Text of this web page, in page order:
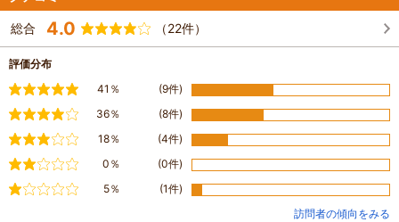
総合 4.0 （22件）
評価分布
満足41％ (9件)
やや満足
36％ (8件)
普通18％ (4件)
やや不満
0％ (0件)
5％
(1件)
訪問者の傾向をみる